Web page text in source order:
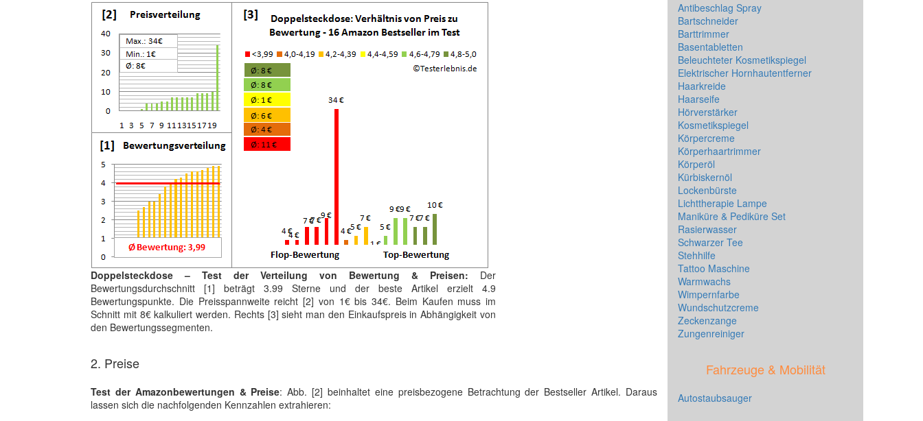
Doppelsteckdose – Test der Verteilung von Bewertung & Preisen: Der
Bewertungsdurchschnitt [1] beträgt 3.99 Sterne und der beste Artikel erzielt 4.9
Bewertungspunkte. Die Preisspannweite reicht [2] von 1€ bis 34€. Beim Kaufen muss im
Schnitt mit 8€ kalkuliert werden. Rechts [3] sieht man den Einkaufspreis in Abhängigkeit von
den Bewertungssegmenten.
2. Preise
Test der Amazonbewertungen & Preise: Abb. [2] beinhaltet eine preisbezogene Betrachtung der Bestseller Artikel. Daraus
lassen sich die nachfolgenden Kennzahlen extrahieren:
Antibeschlag Spray
Bartschneider
Barttrimmer
Basentabletten
Beleuchteter Kosmetikspiegel
Elektrischer Hornhautentferner
Haarkreide
Haarseife
Hörverstärker
Kosmetikspiegel
Körpercreme
Körperhaartrimmer
Körperöl
Kürbiskernöl
Lockenbürste
Lichttherapie Lampe
Maniküre & Pediküre Set
Rasierwasser
Schwarzer Tee
Stehhilfe
Tattoo Maschine
Warmwachs
Wimpernfarbe
Wundschutzcreme
Zeckenzange
Zungenreiniger
Fahrzeuge & Mobilität
Autostaubsauger